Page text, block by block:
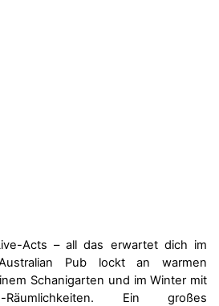
Acts – all das erwartet dich im
Pub lockt an warmen
Schanigarten und im Winter mit
Räumlichkeiten. Ein großes